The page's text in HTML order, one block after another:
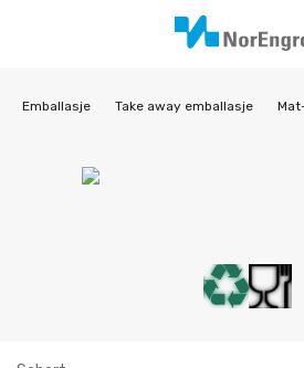
Emballasje Take away emballasje